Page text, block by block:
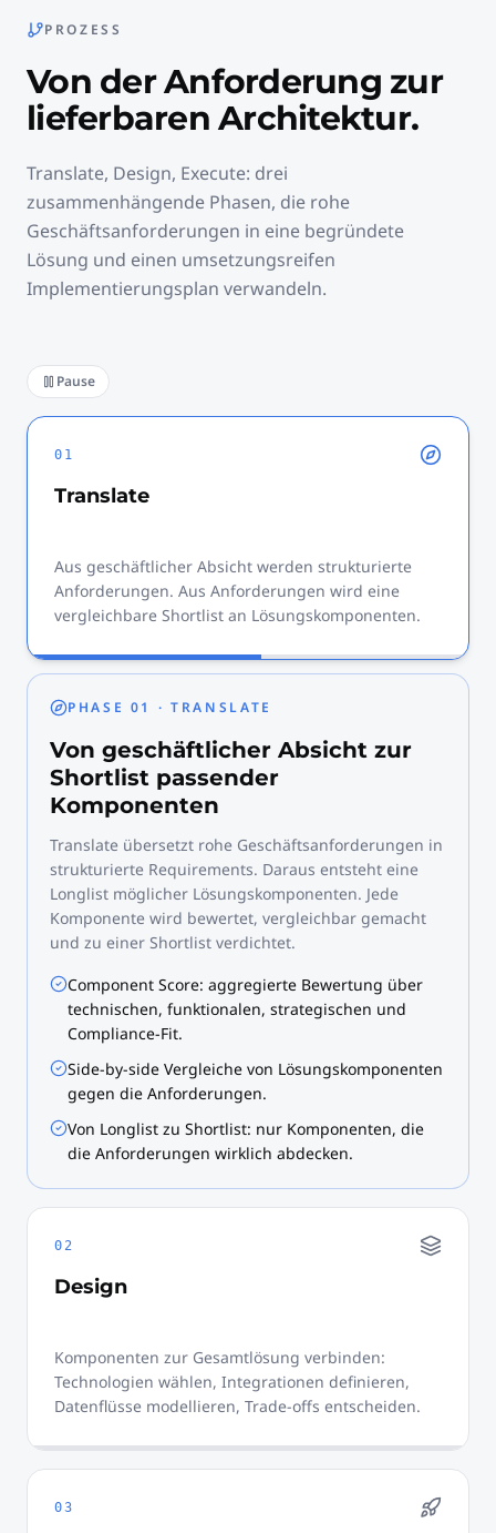
PROZESS
Von der Anforderung zur
lieferbaren Architektur.
Translate, Design, Execute: drei
zusammenhängende Phasen, die rohe
Geschäftsanforderungen in eine begründete
Lösung und einen umsetzungsreifen
Implementierungsplan verwandeln.
Pause
01
Translate
Aus geschäftlicher Absicht werden strukturierte
Anforderungen. Aus Anforderungen wird eine
vergleichbare Shortlist an Lösungskomponenten.
PHASE 01 · TRANSLATE
Von geschäftlicher Absicht zur
Shortlist passender
Komponenten
Translate übersetzt rohe Geschäftsanforderungen in
strukturierte Requirements. Daraus entsteht eine
Longlist möglicher Lösungskomponenten. Jede
Komponente wird bewertet, vergleichbar gemacht
und zu einer Shortlist verdichtet.
Component Score: aggregierte Bewertung über
technischen, funktionalen, strategischen und
Compliance-Fit.
Side-by-side Vergleiche von Lösungskomponenten
gegen die Anforderungen.
Von Longlist zu Shortlist: nur Komponenten, die
die Anforderungen wirklich abdecken.
02
Design
Komponenten zur Gesamtlösung verbinden:
Technologien wählen, Integrationen definieren,
Datenflüsse modellieren, Trade-offs entscheiden.
03